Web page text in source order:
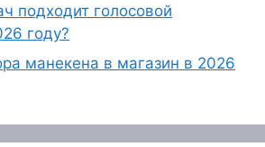
подходит голосовой
году?
манекена в магазин в 2026